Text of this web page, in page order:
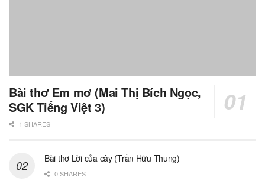
Bài thơ Em mơ (Mai Thị Bích Ngọc,
SGK Tiếng Việt 3)
1 SHARES
Bài thơ Lời của cây (Trần Hữu Thung)
0 SHARES